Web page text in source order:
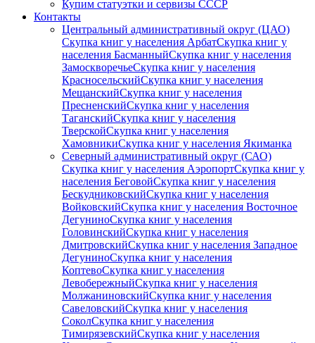
Купим статуэтки и сервизы СССР
Контакты
Центральный административный округ (ЦАО)
Скупка книг у населения АрбатСкупка книг у
населения БасманныйСкупка книг у населения
ЗамоскворечьеСкупка книг у населения
КрасносельскийСкупка книг у населения
МещанскийСкупка книг у населения
ПресненскийСкупка книг у населения
ТаганскийСкупка книг у населения
ТверскойСкупка книг у населения
ХамовникиСкупка книг у населения Якиманка
Северный административный округ (САО)
Скупка книг у населения АэропортСкупка книг у
населения БеговойСкупка книг у населения
БескудниковскийСкупка книг у населения
ВойковскийСкупка книг у населения Восточное
ДегуниноСкупка книг у населения
ГоловинскийСкупка книг у населения
ДмитровскийСкупка книг у населения Западное
ДегуниноСкупка книг у населения
КоптевоСкупка книг у населения
ЛевобережныйСкупка книг у населения
МолжаниновскийСкупка книг у населения
СавеловскийСкупка книг у населения
СоколСкупка книг у населения
ТимирязевскийСкупка книг у населения